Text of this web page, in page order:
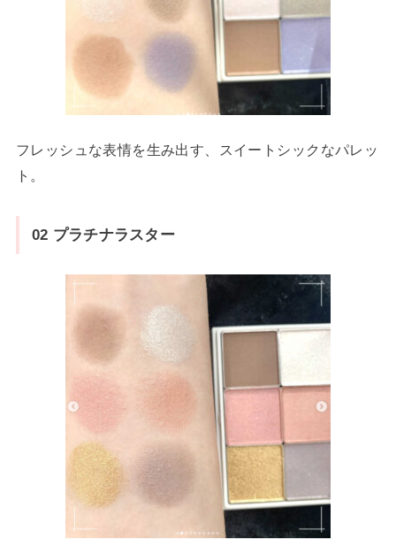
フレッシュな表情を生み出す、スイートシックなパレッ
ト。
02 プラチナラスター